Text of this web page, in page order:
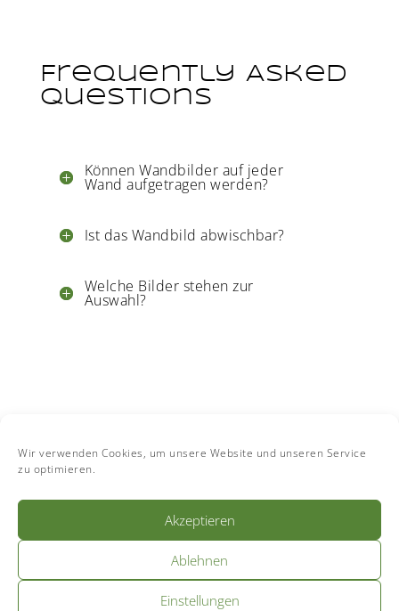
Wir verwenden Cookies, um unsere Website und unseren Service
zu optimieren.
Akzeptieren
Ablehnen
Einstellungen
Frequently Asked
Questions
Können Wandbilder auf jeder
Wand aufgetragen werden?
Ist das Wandbild abwischbar?
Welche Bilder stehen zur
Auswahl?
Get in Touch